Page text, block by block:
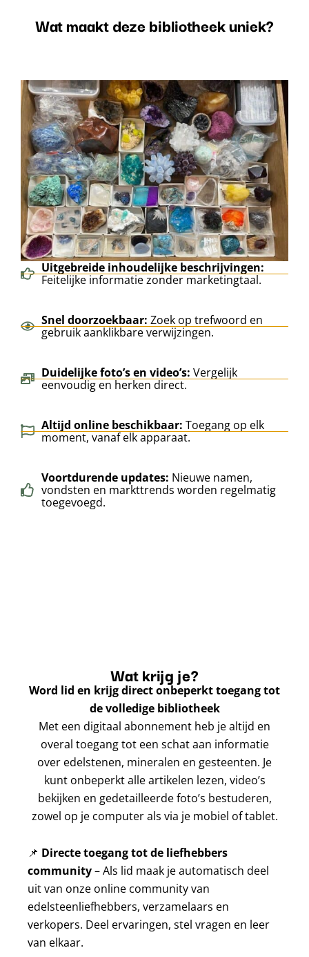
Wat maakt deze bibliotheek uniek?
Uitgebreide inhoudelijke beschrijvingen:
Feitelijke informatie zonder marketingtaal.
Snel doorzoekbaar: Zoek op trefwoord en
gebruik aanklikbare verwijzingen.
Duidelijke foto’s en video’s: Vergelijk
eenvoudig en herken direct.
Altijd online beschikbaar: Toegang op elk
moment, vanaf elk apparaat.
Voortdurende updates: Nieuwe namen,
vondsten en markttrends worden regelmatig
toegevoegd.
Wat krijg je?
Word lid en krijg direct onbeperkt toegang tot
de volledige bibliotheek
Met een digitaal abonnement heb je altijd en
overal toegang tot een schat aan informatie
over edelstenen, mineralen en gesteenten. Je
kunt onbeperkt alle artikelen lezen, video’s
bekijken en gedetailleerde foto’s bestuderen,
zowel op je computer als via je mobiel of tablet.
📌 Directe toegang tot de liefhebbers
community– Als lid maak je automatisch deel
uit van onze online community van
edelsteenliefhebbers, verzamelaars en
verkopers. Deel ervaringen, stel vragen en leer
van elkaar.